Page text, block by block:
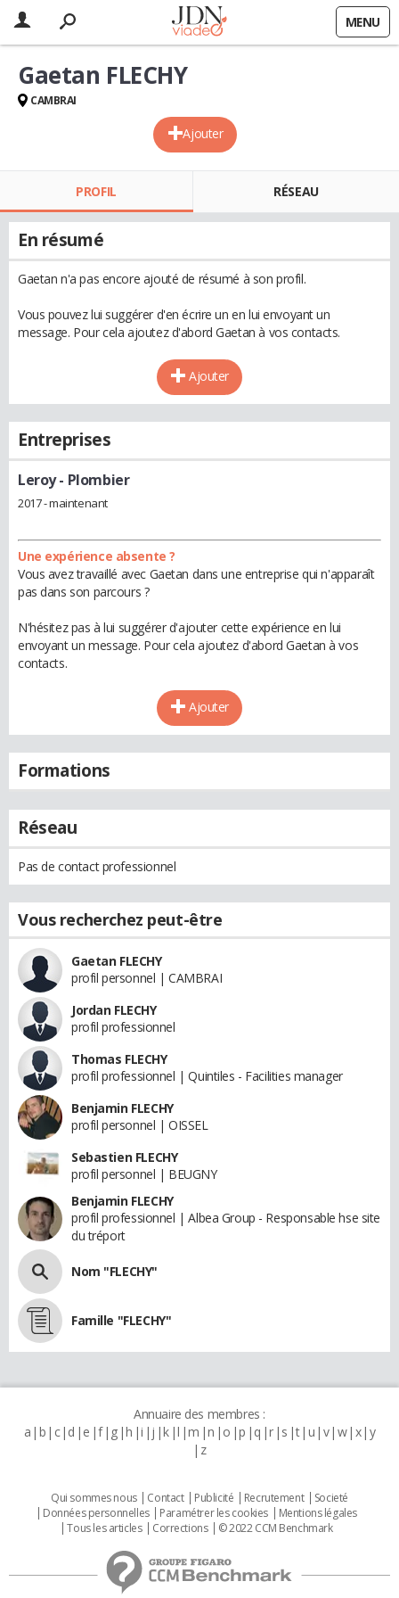
MENU
Ajouter
Gaetan FLECHY
CAMBRAI
PROFIL RÉSEAU
En résumé
Gaetan n'a pas encore ajouté de résumé à son profil.
Vous pouvez lui suggérer d'en écrire un en lui envoyant un
message. Pour cela ajoutez d'abord Gaetan à vos contacts.
Ajouter
Entreprises
Leroy- Plombier
2017 - maintenant
Une expérience absente ?
Vous avez travaillé avec Gaetan dans une entreprise qui n'apparaît
pas dans son parcours ?
N'hésitez pas à lui suggérer d'ajouter cette expérience en lui
envoyant un message. Pour cela ajoutez d'abord Gaetan à vos
contacts.
Ajouter
Formations
Réseau
Pas de contact professionnel
Vous recherchez peut-être
Gaetan FLECHY
profil personnel | CAMBRAI
Jordan FLECHY
profil professionnel
Thomas FLECHY
profil professionnel | Quintiles - Facilities manager
Benjamin FLECHY
profil personnel | OISSEL
Sebastien FLECHY
profil personnel | BEUGNY
Benjamin FLECHY
profil professionnel | Albea Group - Responsable hse site
du tréport
Nom "FLECHY"
Famille "FLECHY"
Annuaire des membres :
a b c d e f g h i j k l m n o p q r s t u v w x y
z
Qui sommes nous Contact Publicité Recrutement
Societé
Données personnelles
Paramétrer les cookies
Mentions légales
Tous les articles
Corrections © 2022 CCM Benchmark